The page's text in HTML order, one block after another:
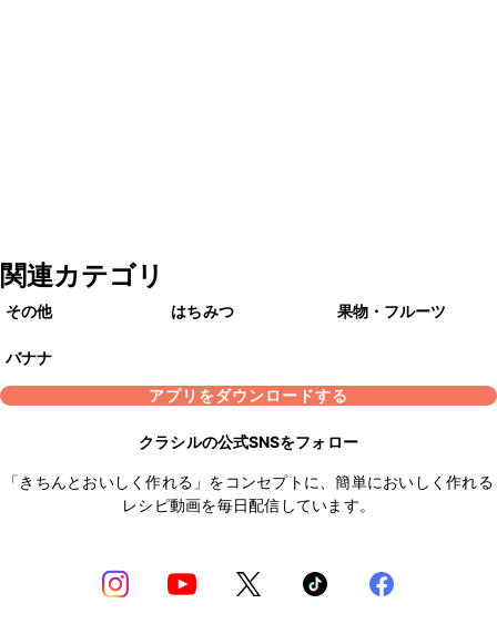
関連カテゴリ
その他 はちみつ 果物・フルーツ
バナナ
アプリをダウンロードする
クラシルの公式SNSをフォロー
「きちんとおいしく作れる」をコンセプトに、簡単においしく作れる
レシピ動画を毎日配信しています。